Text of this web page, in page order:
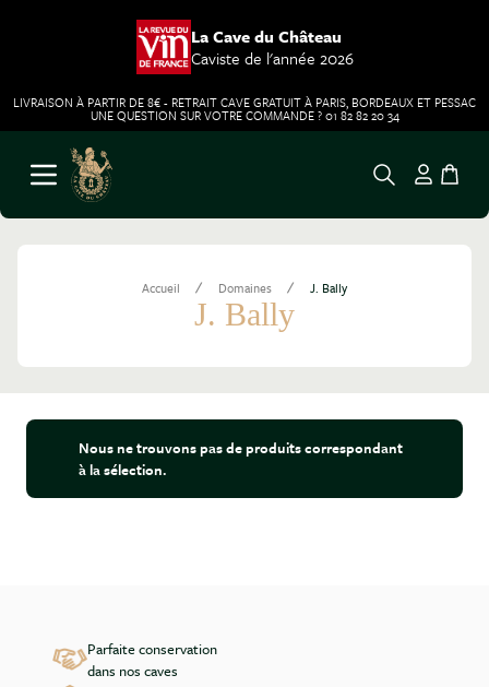
La Cave du Château
Caviste de l'année 2026
LIVRAISON À PARTIR DE 8€ - RETRAIT CAVE GRATUIT À PARIS, BORDEAUX ET PESSAC
UNE QUESTION SUR VOTRE COMMANDE ? 01 82 82 20 34
Aller au contenu
Ouvrir le menu
Accueil / Domaines / J. Bally
J. Bally
Nous ne trouvons pas de produits correspondant
à la sélection.
Parfaite conservation
dans nos caves